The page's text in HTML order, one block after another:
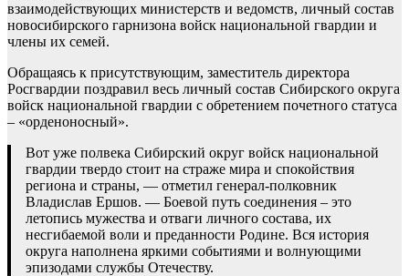
взаимодействующих министерств и ведомств, личный состав
новосибирского гарнизона войск национальной гвардии и
члены их семей.
Обращаясь к присутствующим, заместитель директора
Росгвардии поздравил весь личный состав Сибирского округа
войск национальной гвардии с обретением почетного статуса
– «орденоносный».
Вот уже полвека Сибирский округ войск национальной
гвардии твердо стоит на страже мира и спокойствия
региона и страны, — отметил генерал-полковник
Владислав Ершов. — Боевой путь соединения – это
летопись мужества и отваги личного состава, их
несгибаемой воли и преданности Родине. Вся история
округа наполнена яркими событиями и волнующими
эпизодами службы Отечеству.